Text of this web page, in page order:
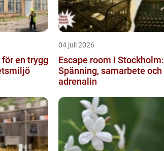
en trygg
04 juli 2026
Escape room i Stockholm:
Spänning, samarbete och
adrenalin